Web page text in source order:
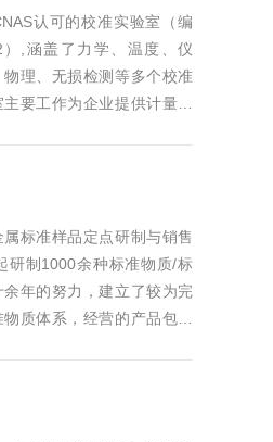
行政
）产品质量控制和技术评价
科技创新平台；是国家质量
种设备制造许可鉴定评审
、以及质检总局全许办轴
认可的校准实验室（编
）,涵盖了力学、温度、仪
理、无损检测等多个校准
要工作为企业提供计量校
的计量校准工作专业覆盖
、JIS标准、API标准
标准样品定点研制与销售
研制1000余种标准物质/标
年的努力，建立了较为完
质体系，经营的产品包括
占据着领先地位。